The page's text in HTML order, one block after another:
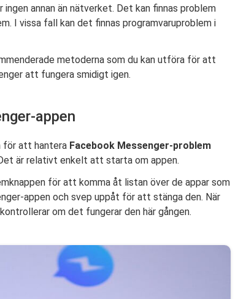
annan än nätverket. Det kan finnas problem
I vissa fall kan det finnas programvaruproblem i
metoderna som du kan utföra för att
att fungera smidigt igen.
appen
för att hantera Facebook Messenger-problem
är relativt enkelt att starta om appen.
för att komma åt listan över de appar som
appen och svep uppåt för att stänga den. När
om det fungerar den här gången.